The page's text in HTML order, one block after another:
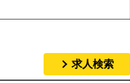
求人検索